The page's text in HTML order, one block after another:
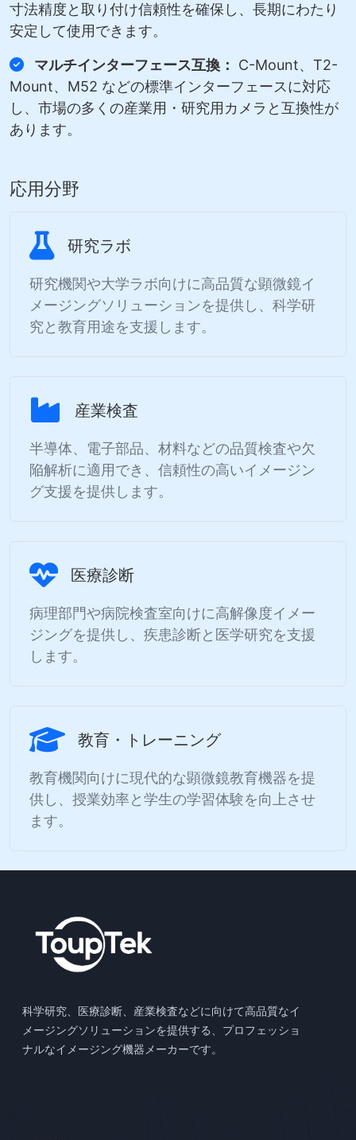
寸法精度と取り付け信頼性を確保し、長期にわたり
安定して使用できます。
マルチインターフェース互換：
C-Mount、T2-
Mount、M52 などの標準インターフェースに対応
し、市場の多くの産業用・研究用カメラと互換性が
あります。
応用分野
研究ラボ
研究機関や大学ラボ向けに高品質な顕微鏡イ
メージングソリューションを提供し、科学研
究と教育用途を支援します。
産業検査
半導体、電子部品、材料などの品質検査や欠
陥解析に適用でき、信頼性の高いイメージン
グ支援を提供します。
医療診断
病理部門や病院検査室向けに高解像度イメー
ジングを提供し、疾患診断と医学研究を支援
します。
教育・トレーニング
教育機関向けに現代的な顕微鏡教育機器を提
供し、授業効率と学生の学習体験を向上させ
ます。
科学研究、医療診断、産業検査などに向けて高品質なイ
メージングソリューションを提供する、プロフェッショ
ナルなイメージング機器メーカーです。